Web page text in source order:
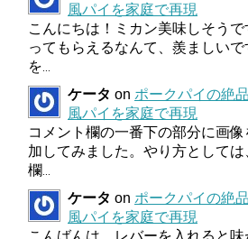
風パイを家庭で再現
こんにちは！ミカン美味しそう
ってもらえるなんて、羨ましい
を...
ケータ on ポークパイの絶
風パイを家庭で再現
コメント欄の一番下の部分に画
加してみました。やり方として
欄...
ケータ on ポークパイの絶
風パイを家庭で再現